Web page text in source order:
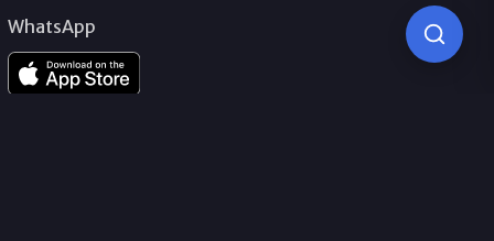
WhatsApp